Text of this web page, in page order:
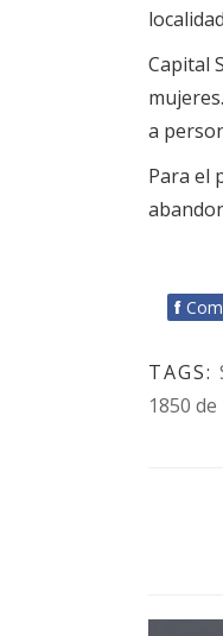
Capital
a
Para el
f
TAGS:
1850